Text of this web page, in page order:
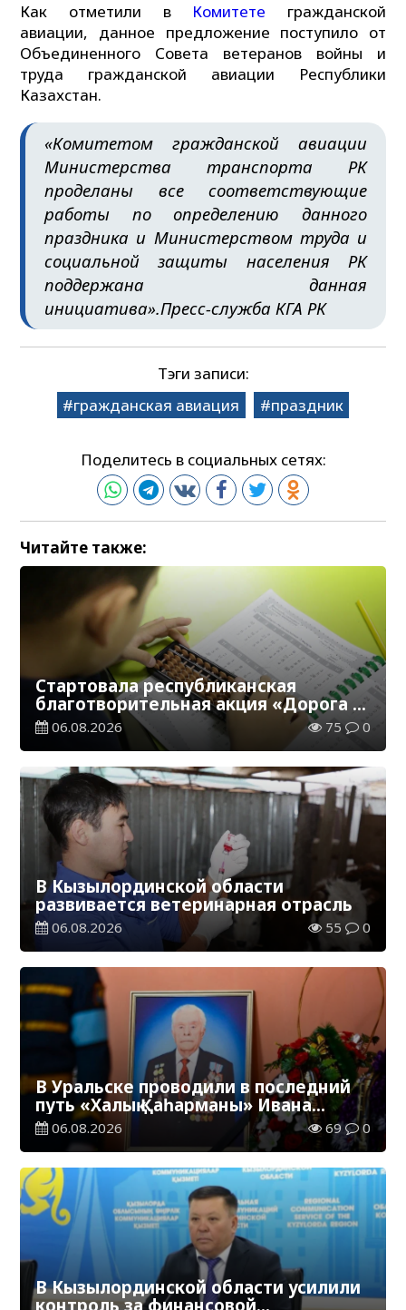
Как отметили в Комитете гражданской
авиации, данное предложение поступило от
Объединенного Совета ветеранов войны и
труда гражданской авиации Республики
Казахстан.
«Комитетом гражданской авиации
Министерства транспорта РК
проделаны все соответствующие
работы по определению данного
праздника и Министерством труда и
социальной защиты населения РК
поддержана данная
инициатива».Пресс-служба КГА РК
Тэги записи:
гражданская авиация
праздник
Поделитесь в социальных сетях:
Читайте также:
Стартовала республиканская
благотворительная акция «Дорога в
школу»
06.08.2026 75 0
В Кызылординской области
развивается ветеринарная отрасль
06.08.2026 55 0
В Уральске проводили в последний
путь «Халық Қаһарманы» Ивана
Степановича Гапича
06.08.2026 69 0
В Кызылординской области усилили
контроль за финансовой